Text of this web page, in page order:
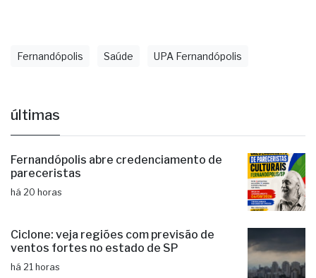
Fernandópolis Saúde UPA Fernandópolis
últimas
Fernandópolis abre credenciamento de
pareceristas
há 20 horas
Ciclone: veja regiões com previsão de
ventos fortes no estado de SP
há 21 horas